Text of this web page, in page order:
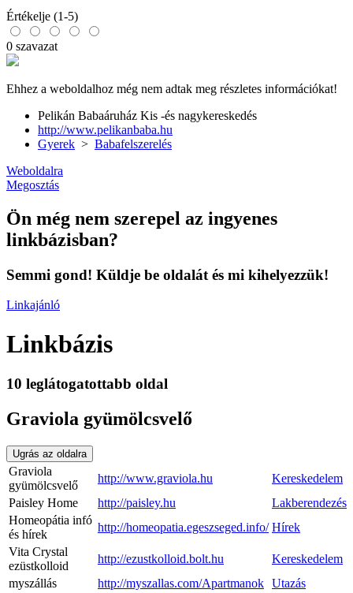
Értékelje (1-5)
0 szavazat
Ehhez a weboldalhoz még nem adtak meg részletes információkat!
Pelikán Babaáruház Kis -és nagykereskedés
http://www.pelikanbaba.hu
Gyerek > Babafelszerelés
Weboldalra
Megosztás
Ön még nem szerepel az ingyenes
linkbázisban?
Semmi gond! Küldje be oldalát és mi kihelyezzük!
Linkajánló
Linkbázis
10 leglátogatottabb oldal
Graviola gyümölcsvelő
Ugrás az oldalra
Graviola
gyümölcsvelő
http://www.graviola.hu
Kereskedelem
Paisley Home
http://paisley.hu
Lakberendezés
Homeopátia infó
és hírek
http://homeopatia.egeszseged.info/ Hírek
Vita Crystal
ezüstkolloid
http://ezustkolloid.bolt.hu
Kereskedelem
myszállás
http://myszallas.com/Apartmanok Utazás